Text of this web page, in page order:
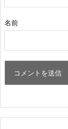
名前